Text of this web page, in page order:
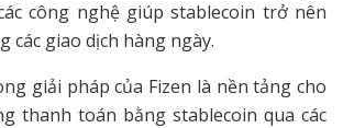
công nghệ giúp stablecoin trở nên
các giao dịch hàng ngày.
giải pháp của Fizen là nền tảng cho
thanh toán bằng stablecoin qua các